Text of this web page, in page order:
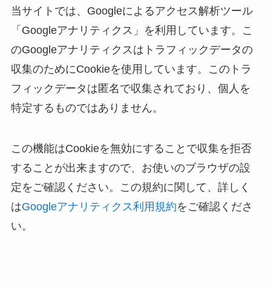
当サイトでは、Googleによるアクセス解析ツール
「Googleアナリティクス」を利用しています。こ
のGoogleアナリティクスはトラフィックデータの
収集のためにCookieを使用しています。このトラ
フィックデータは匿名で収集されており、個人を
特定するものではありません。
この機能はCookieを無効にすることで収集を拒否
することが出来ますので、お使いのブラウザの設
定をご確認ください。この規約に関して、詳しく
はGoogleアナリティクス利用規約をご確認くださ
い。